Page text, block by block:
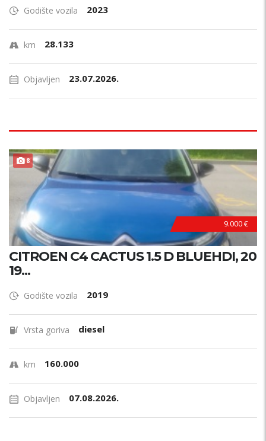
Godište vozila 2023
km 28.133
Objavljen 23.07.2026.
8
9.000 €
CITROEN C4 CACTUS 1.5 D BLUEHDI, 20
19...
Godište vozila 2019
Vrsta goriva diesel
km 160.000
Objavljen 07.08.2026.